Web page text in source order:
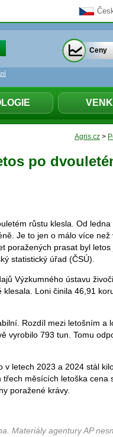
Ceny
Agris.cz >
po
růstu klesla. Od ledna
Je to jen o málo více než
poražených prasat byl
statistický úřad (ČSÚ).
Výzkumného ústavu
Loni činila 46,91
Rozdíl mezi letošním a
vyrobilo 793 tun. Tomu
letech 2023 a 2024 stál
měsících letoška cena
poražené krávy.
Materiály agentury AP